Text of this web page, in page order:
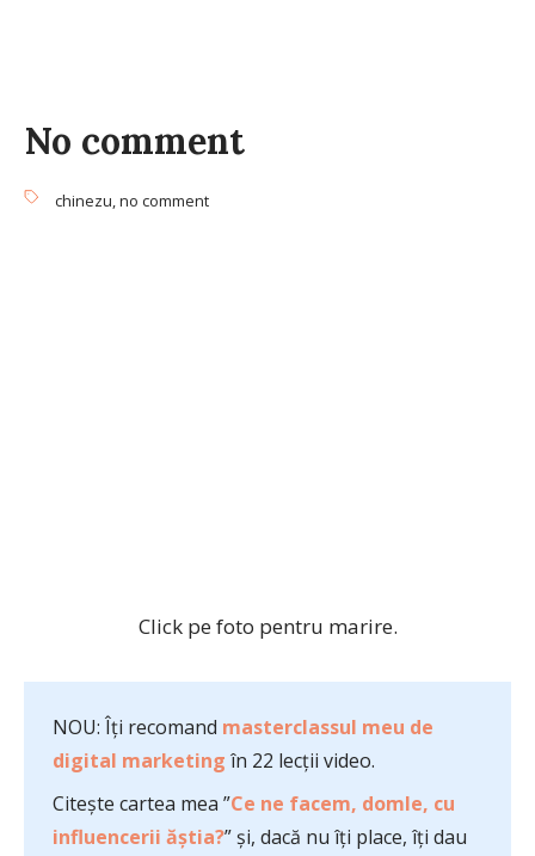
No comment
chinezu,no comment
Click pe foto pentru marire.
NOU: Îți recomand masterclassul meu de
digital marketing în 22 lecții video.
Citește cartea mea ”Ce ne facem, domle, cu
influencerii ăștia?” și, dacă nu îți place, îți dau